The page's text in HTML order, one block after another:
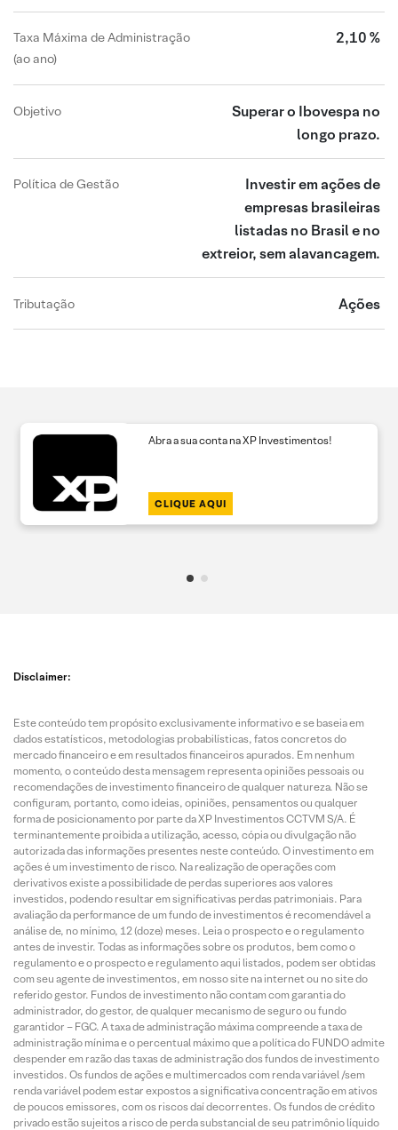
Taxa Máxima de Administração
(ao ano)
2,10 %
Objetivo
Superar o Ibovespa no
longo prazo.
Política de Gestão
Investir em ações de
empresas brasileiras
listadas no Brasil e no
extreior, sem alavancagem.
Tributação Ações
Abra a sua conta na XP Investimentos!
CLIQUE AQUI
Disclaimer:
Este conteúdo tem propósito exclusivamente informativo e se baseia em
dados estatísticos, metodologias probabilísticas, fatos concretos do
mercado financeiro e em resultados financeiros apurados. Em nenhum
momento, o conteúdo desta mensagem representa opiniões pessoais ou
recomendações de investimento financeiro de qualquer natureza. Não se
configuram, portanto, como ideias, opiniões, pensamentos ou qualquer
forma de posicionamento por parte da XP Investimentos CCTVM S/A. É
terminantemente proibida a utilização, acesso, cópia ou divulgação não
autorizada das informações presentes neste conteúdo. O investimento em
ações é um investimento de risco. Na realização de operações com
derivativos existe a possibilidade de perdas superiores aos valores
investidos, podendo resultar em significativas perdas patrimoniais. Para
avaliação da performance de um fundo de investimentos é recomendável a
análise de, no mínimo, 12 (doze) meses. Leia o prospecto e o regulamento
antes de investir. Todas as informações sobre os produtos, bem como o
regulamento e o prospecto e regulamento aqui listados, podem ser obtidas
com seu agente de investimentos, em nosso site na internet ou no site do
referido gestor. Fundos de investimento não contam com garantia do
administrador, do gestor, de qualquer mecanismo de seguro ou fundo
garantidor – FGC. A taxa de administração máxima compreende a taxa de
administração mínima e o percentual máximo que a política do FUNDO admite
despender em razão das taxas de administração dos fundos de investimento
investidos. Os fundos de ações e multimercados com renda variável /sem
renda variável podem estar expostos a significativa concentração em ativos
de poucos emissores, com os riscos daí decorrentes. Os fundos de crédito
privado estão sujeitos a risco de perda substancial de seu patrimônio líquido